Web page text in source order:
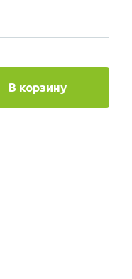
В корзину